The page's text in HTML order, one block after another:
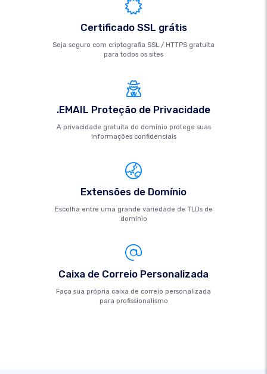
Certificado SSL grátis
Seja seguro com criptografia SSL / HTTPS gratuita
para todos os sites
.EMAIL Proteção de Privacidade
A privacidade gratuita do domínio protege suas
informações confidenciais
Extensões de Domínio
Escolha entre uma grande variedade de TLDs de
domínio
Caixa de Correio Personalizada
Faça sua própria caixa de correio personalizada
para profissionalismo